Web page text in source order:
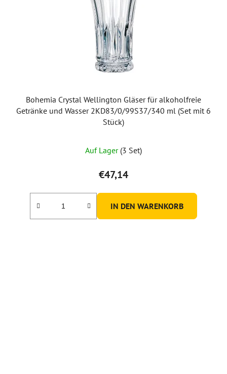
Bohemia Crystal Wellington Gläser für alkoholfreie
Getränke und Wasser 2KD83/0/99S37/340 ml (Set mit 6
Stück)
durchschnittliche
Produktbewertung
ist
5,0
von
Auf Lager (3 Set)
€47,14
IN DEN WARENKORB